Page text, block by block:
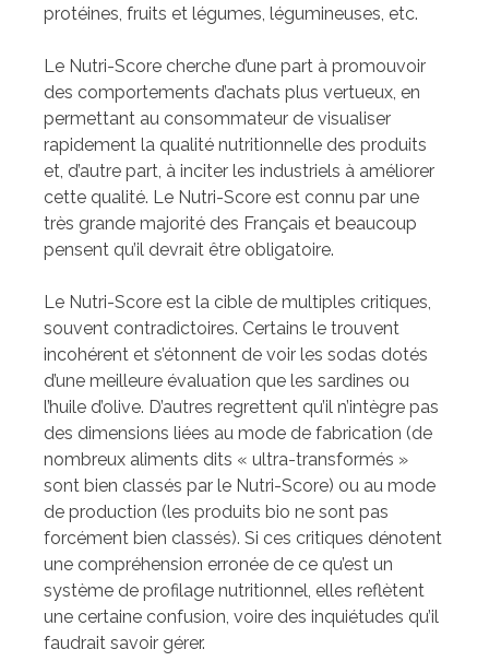
protéines, fruits et légumes, légumineuses, etc.
Le Nutri-Score cherche d’une part à promouvoir
des comportements d’achats plus vertueux, en
permettant au consommateur de visualiser
rapidement la qualité nutritionnelle des produits
et, d’autre part, à inciter les industriels à améliorer
cette qualité. Le Nutri-Score est connu par une
très grande majorité des Français et beaucoup
pensent qu’il devrait être obligatoire.
Le Nutri-Score est la cible de multiples critiques,
souvent contradictoires. Certains le trouvent
incohérent et s’étonnent de voir les sodas dotés
d’une meilleure évaluation que les sardines ou
l’huile d’olive. D’autres regrettent qu’il n’intègre pas
des dimensions liées au mode de fabrication (de
nombreux aliments dits « ultra-transformés »
sont bien classés par le Nutri-Score) ou au mode
de production (les produits bio ne sont pas
forcément bien classés). Si ces critiques dénotent
une compréhension erronée de ce qu’est un
système de profilage nutritionnel, elles reflètent
une certaine confusion, voire des inquiétudes qu’il
faudrait savoir gérer.